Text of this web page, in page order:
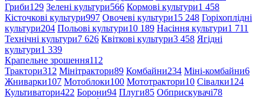
Гриби129 Зелені культури566 Кормові культури1 458
Кісточкові культури997 Овочеві культури15 248 Горіхоплідні
культури204 Польові культури10 189 Насіння культури1 711
Технічні культури7 626 Квіткові культури3 458 Ягідні
культури1 339
Крапельне зрошення112
Трактори312 Мінітрактори89 Комбайни234 Міні-комбайни6
Жниварки107 Мотоблоки100 Мототрактори10 Сівалки124
Культиватори422 Борони94 Плуги85 Обприскувачі78